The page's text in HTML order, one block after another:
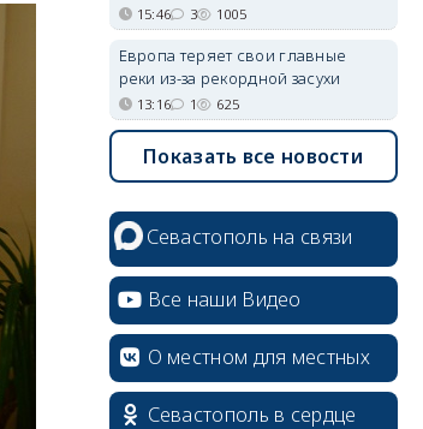
15:46 3 1005
Европа теряет свои главные
реки из-за рекордной засухи
13:16 1 625
Показать все новости
Севастополь на связи
Все наши Видео
О местном для местных
Севастополь в сердце